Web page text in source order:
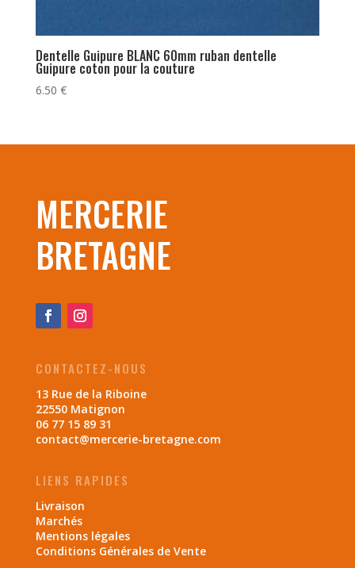
Dentelle Guipure BLANC 60mm ruban dentelle
Guipure coton pour la couture
6.50 €
MERCERIE
BRETAGNE
CONTACTEZ-NOUS
13 Rue de la Riboine
22550 Matignon
06 77 15 89 31
contact@mercerie-bretagne.com
LIENS RAPIDES
Livraison
Marchés
Mentions légales
Conditions Générales de Vente